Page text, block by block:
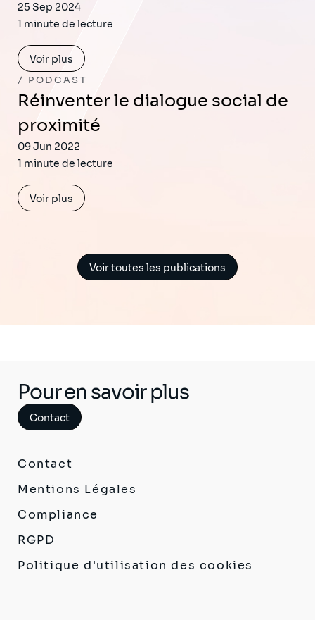
25 Sep 2024
1 minute de lecture
Voir plus
PODCAST
Réinventer le dialogue social de
proximité
09 Jun 2022
1 minute de lecture
Voir plus
Voir toutes les publications
Pour en savoir plus
Contact
Contact
Mentions Légales
Compliance
RGPD
Politique d'utilisation des cookies